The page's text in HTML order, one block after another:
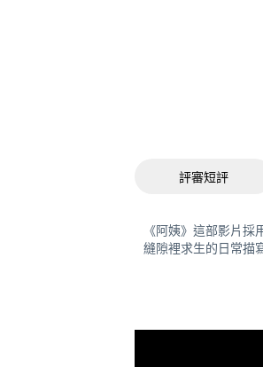
評審短評
《阿姨》這部影片
縫隙裡求生的日常描